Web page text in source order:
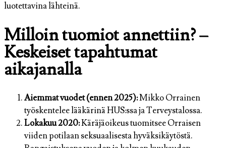
luotettavina lähteinä.
Milloin tuomiot annettiin? –
Keskeiset tapahtumat
aikajanalla
Aiemmat vuodet (ennen 2025):Mikko Orrainen
työskentelee lääkärinä HUS:ssa ja Terveystalossa.
Lokakuu 2020:Käräjäoikeus tuomitsee Orraisen
viiden potilaan seksuaalisesta hyväksikäytöstä.